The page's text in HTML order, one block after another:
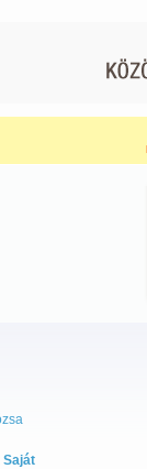
Saját